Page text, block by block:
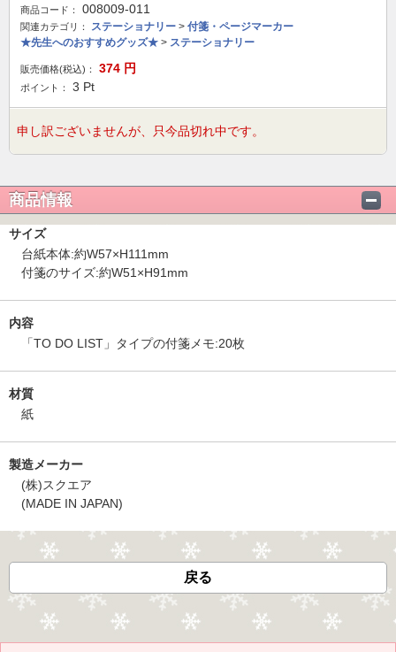
商品コード： 008009-011
関連カテゴリ： ステーショナリー > 付箋・ページマーカー
★先生へのおすすめグッズ★ > ステーショナリー
販売価格(税込)： 374 円
ポイント： 3 Pt
申し訳ございませんが、只今品切れ中です。
商品情報
サイズ
台紙本体:約W57×H111mm
付箋のサイズ:約W51×H91mm
内容
「TO DO LIST」タイプの付箋メモ:20枚
材質
紙
製造メーカー
(株)スクエア
(MADE IN JAPAN)
戻る